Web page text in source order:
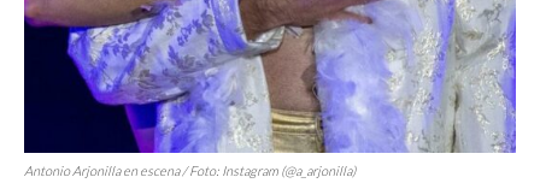
Antonio Arjonilla en escena / Foto: Instagram (@a_arjonilla)